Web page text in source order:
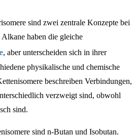
sind zwei zentrale Konzepte bei
haben die gleiche
, aber unterscheiden sich in ihrer
physikalische und chemische
beschreiben Verbindungen,
verzweigt sind, obwohl
sind.
sind n-Butan und Isobutan.